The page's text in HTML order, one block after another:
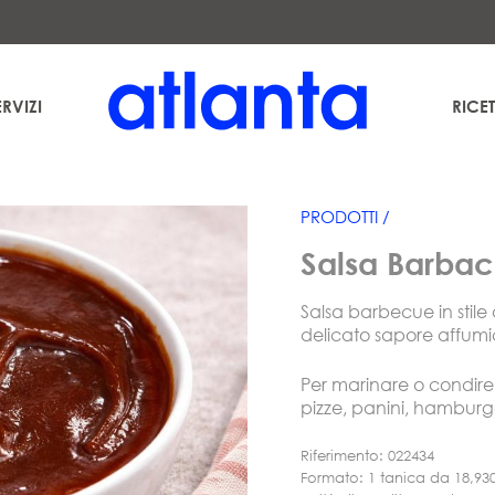
Temática S.L. al fine di inviarLe la nostra newsletter. Potrà esercitare in qualsiasi
. Può consultare informazioni aggiuntive e dettagliate sul trattamento dei suoi dati nella
PRODOTTI /
Salsa
Salsa barbecue in
delicato sapore
Per marinare o
pizze, panini,
Riferimento: 022434
Formato: 1 tanica da